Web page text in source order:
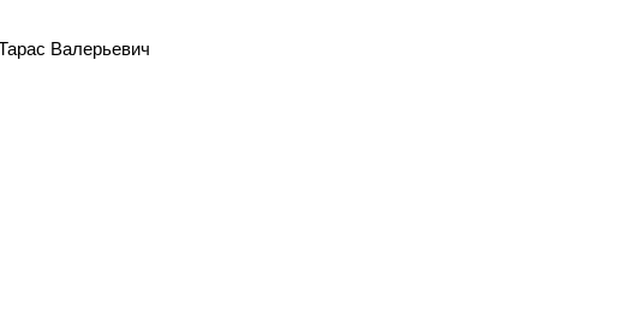
Валерьевич